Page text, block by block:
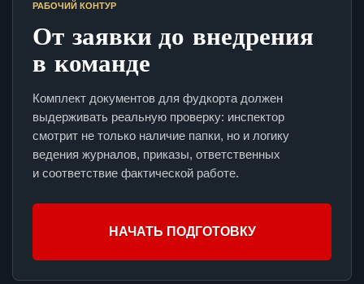
РАБОЧИЙ КОНТУР
От заявки до внедрения
в команде
Комплект документов для фудкорта должен
выдерживать реальную проверку: инспектор
смотрит не только наличие папки, но и логику
ведения журналов, приказы, ответственных
и соответствие фактической работе.
НАЧАТЬ ПОДГОТОВКУ